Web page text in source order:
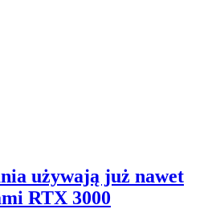
używają już nawet
RTX 3000